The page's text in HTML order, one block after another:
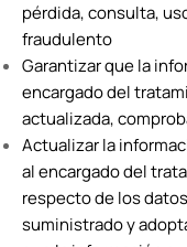
pérdida, consulta,
fraudulento
Garantizar que la
encargado del
actualizada,
Actualizar la
al encargado del
respecto de los
suministrado y